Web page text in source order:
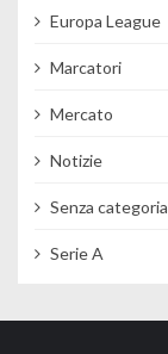
Europa League
Marcatori
Mercato
Notizie
Senza categoria
Serie A